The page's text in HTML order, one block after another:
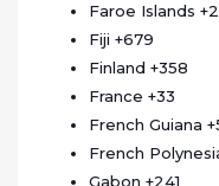
Faroe Islands
Fiji +679
Finland +358
France +33
French Guiana
French
Gabon +241